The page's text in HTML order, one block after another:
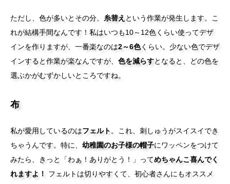
ただし、色が多いとその分、 糸替え という作業が発生します。こ
れが結構手間なんです！私はいつも10～12色くらい使ってデザ
インを作りますが、一番楽なのは2～6色くらい。少ない色でデザ
インすると作業が楽なんですが、 色を減らすとなると、どの色を
選ぶかがむずかしいところですね。
布
私が愛用しているのはフェルト 。これ、刺しゅうがスイスイでき
ちゃうんです。特に、 幼稚園のお子様の帽子にワッペンをつけて
みたら、きっと「わぁ！ありがとう！」ってめちゃんこ喜んでく
れますよ！
フェルトは切りやすくて、初心者さんにもオススメ